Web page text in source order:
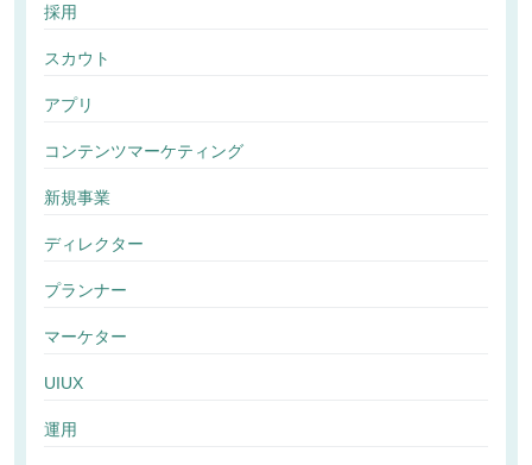
採用
スカウト
アプリ
コンテンツマーケティング
新規事業
ディレクター
プランナー
マーケター
UIUX
運用